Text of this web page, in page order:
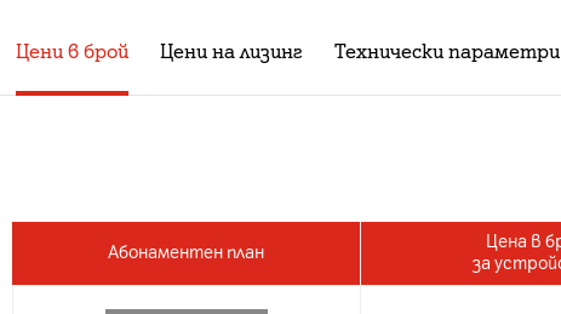
Цени в брой Цени на лизинг Технически параметри
Абонаментен план
Цена в
за